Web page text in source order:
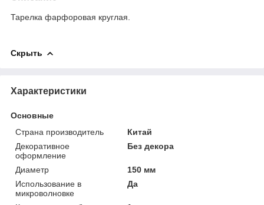
Тарелка фарфоровая круглая.
Скрыть
Характеристики
Основные
Страна производитель
Китай
Декоративное
оформление
Без декора
Диаметр
150 мм
Использование в
микроволновке
Да